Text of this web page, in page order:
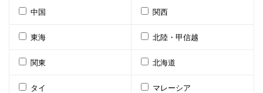
中国 関西
東海 北陸・甲信越
関東 北海道
タイ マレーシア